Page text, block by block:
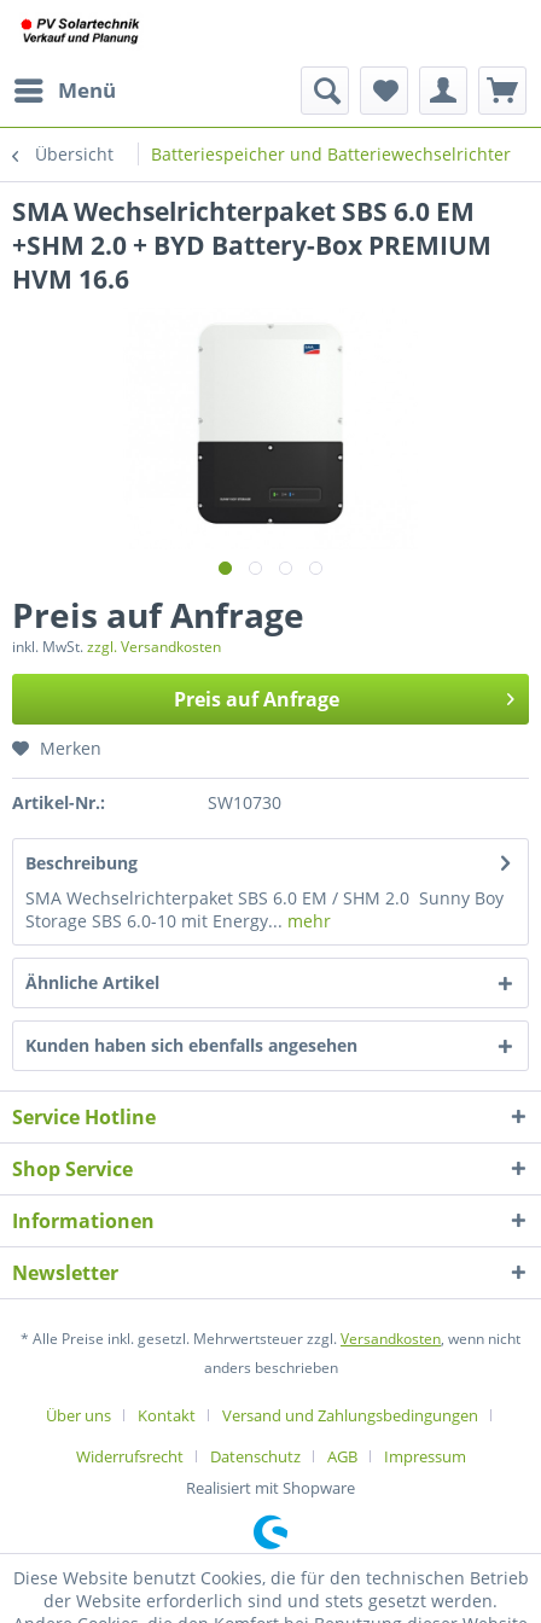
Menü
Übersicht Batteriespeicher und Batteriewechselrichter
SMA Wechselrichterpaket SBS 6.0 EM
+SHM 2.0 + BYD Battery-Box PREMIUM
HVM 16.6
Preis auf Anfrage
inkl. MwSt.zzgl. Versandkosten
Preis auf Anfrage
Merken
Artikel-Nr.: SW10730
Beschreibung
SMA Wechselrichterpaket SBS 6.0 EM / SHM 2.0 Sunny Boy
Storage SBS 6.0-10 mit Energy... mehr
Ähnliche Artikel
Kunden haben sich ebenfalls angesehen
Service Hotline
Shop Service
Informationen
Newsletter
* Alle Preise inkl. gesetzl. Mehrwertsteuer zzgl.Versandkosten, wenn nicht
anders beschrieben
Über uns Kontakt
Versand und Zahlungsbedingungen
Widerrufsrecht
Datenschutz AGB
Impressum
Realisiert mit Shopware
Diese Website benutzt Cookies, die für den technischen Betrieb
der Website erforderlich sind und stets gesetzt werden.